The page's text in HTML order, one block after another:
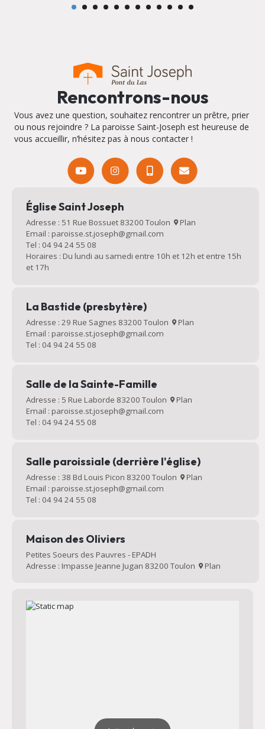
Rencontrons-nous
Vous avez une question, souhaitez rencontrer un prêtre, prier
ou nous rejoindre ? La paroisse Saint-Joseph est heureuse de
vous accueillir, n’hésitez pas à nous contacter !
Église Saint Joseph
Adresse : 51 Rue Bossuet 83200 Toulon
Plan
Email : paroisse.st.joseph@gmail.com
Tel : 04 94 24 55 08
Horaires : Du lundi au samedi entre 10h et 12h et entre 15h
et 17h
La Bastide (presbytère)
Adresse : 29 Rue Sagnes 83200 Toulon
Plan
Email : paroisse.st.joseph@gmail.com
Tel : 04 94 24 55 08
Salle de la Sainte-Famille
Adresse : 5 Rue Laborde 83200 Toulon
Plan
Email : paroisse.st.joseph@gmail.com
Tel : 04 94 24 55 08
Salle paroissiale (derrière l'église)
Adresse : 38 Bd Louis Picon 83200 Toulon
Plan
Email : paroisse.st.joseph@gmail.com
Tel : 04 94 24 55 08
Maison des Oliviers
Petites Soeurs des Pauvres - EPADH
Adresse : Impasse Jeanne Jugan 83200 Toulon
Plan